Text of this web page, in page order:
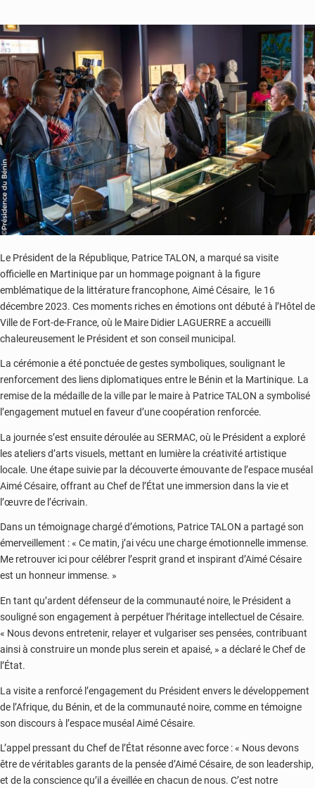
Le Président de la République, Patrice TALON, a marqué sa visite
officielle en Martinique par un hommage poignant à la figure
emblématique de la littérature francophone, Aimé Césaire, le 16
décembre 2023. Ces moments riches en émotions ont débuté à l’Hôtel de
Ville de Fort-de-France, où le Maire Didier LAGUERRE a accueilli
chaleureusement le Président et son conseil municipal.
La cérémonie a été ponctuée de gestes symboliques, soulignant le
renforcement des liens diplomatiques entre le Bénin et la Martinique. La
remise de la médaille de la ville par le maire à Patrice TALON a symbolisé
l’engagement mutuel en faveur d’une coopération renforcée.
La journée s’est ensuite déroulée au SERMAC, où le Président a exploré
les ateliers d’arts visuels, mettant en lumière la créativité artistique
locale. Une étape suivie par la découverte émouvante de l’espace muséal
Aimé Césaire, offrant au Chef de l’État une immersion dans la vie et
l’œuvre de l’écrivain.
Dans un témoignage chargé d’émotions, Patrice TALON a partagé son
émerveillement : « Ce matin, j’ai vécu une charge émotionnelle immense.
Me retrouver ici pour célébrer l’esprit grand et inspirant d’Aimé Césaire
est un honneur immense. »
En tant qu’ardent défenseur de la communauté noire, le Président a
souligné son engagement à perpétuer l’héritage intellectuel de Césaire.
« Nous devons entretenir, relayer et vulgariser ses pensées, contribuant
ainsi à construire un monde plus serein et apaisé, » a déclaré le Chef de
l’État.
La visite a renforcé l’engagement du Président envers le développement
de l’Afrique, du Bénin, et de la communauté noire, comme en témoigne
son discours à l’espace muséal Aimé Césaire.
L’appel pressant du Chef de l’État résonne avec force : « Nous devons
être de véritables garants de la pensée d’Aimé Césaire, de son leadership,
et de la conscience qu’il a éveillée en chacun de nous. C’est notre